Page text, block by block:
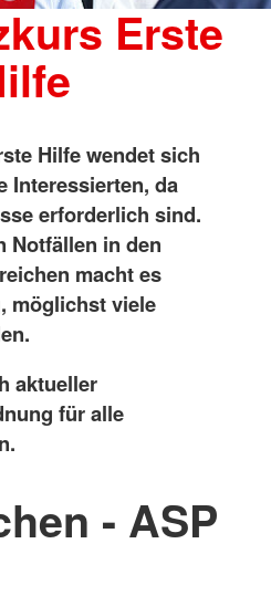
Erste
Hilfe wendet sich
Interessierten, da
erforderlich sind.
Notfällen in den
macht es
möglichst viele
aktueller
für alle
- ASP